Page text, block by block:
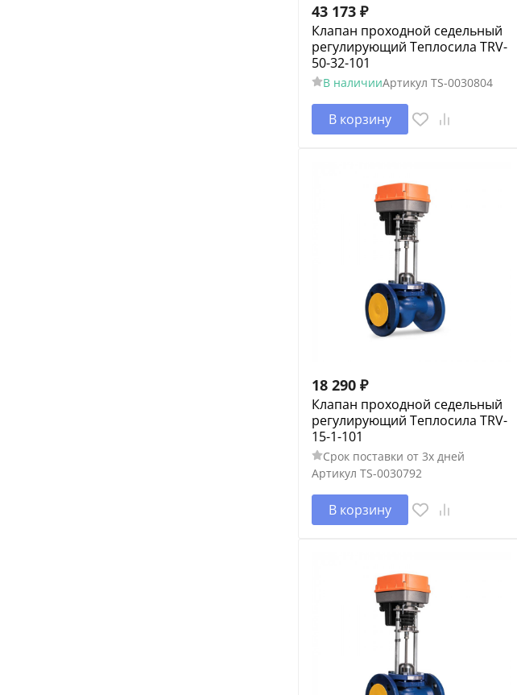
43 173 ₽
Клапан проходной седельный
регулирующий Теплосила TRV-
50-32-101
В наличииАртикул TS-0030804
В корзину
18 290 ₽
Клапан проходной седельный
регулирующий Теплосила TRV-
15-1-101
Срок поставки от 3х дней
Артикул TS-0030792
В корзину